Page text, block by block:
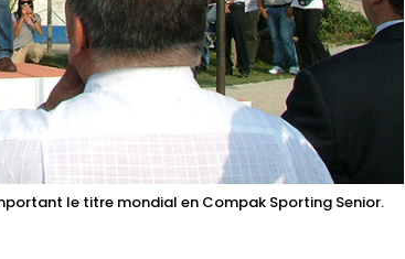
le titre mondial en Compak Sporting Senior.